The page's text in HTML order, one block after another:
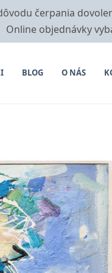
čerpania
Online objednávky
BLOG O NÁS